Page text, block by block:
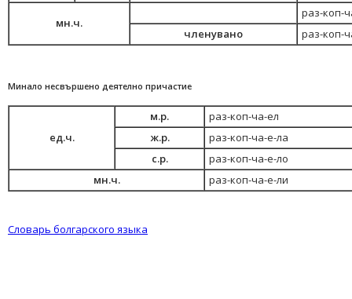
мн.ч.
раз-коп-
членувано
раз-коп-
Минало несвършено деятелно причастие
ед.ч.
м.р.
раз-коп-ча-ел
ж.р.
раз-коп-ча-е-ла
с.р.
раз-коп-ча-е-ло
мн.ч.
раз-коп-ча-е-ли
Словарь болгарского языка